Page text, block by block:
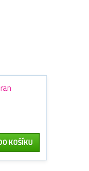
KOŠÍKU